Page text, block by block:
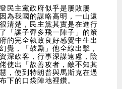
民主黨政府似乎是屢敗屢
為我國的謀略高明，一山還
清楚，民主黨其實是在進行
「讓子彈多飛一陣子」的策
的完全執政良好感覺中生出
覺，「鼓勵」他全線出擊，
深政客，行事深謀遠慮，陰
使出「故善攻者，敵不知其
，使到特朗普與馬斯克在過
下的口袋陣地裡鑽。